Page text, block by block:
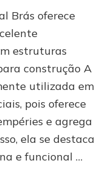
cobertura
com
a
Bras
Brás oferece
estruturas
construção A
utilizada em
pois oferece
e agrega
ela se destaca
e funcional …